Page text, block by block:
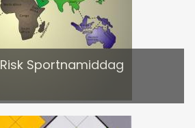
Sportnamiddag